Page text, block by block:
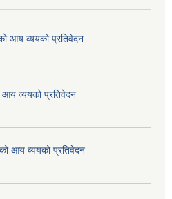
आय व्ययको प्रतिवेदन
व्ययको प्रतिवेदन
आय व्ययको प्रतिवेदन